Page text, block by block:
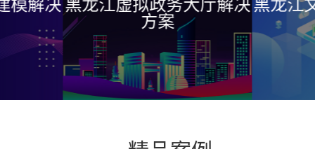
模解决 黑龙江虚拟政务大厅解决
方案
黑龙江